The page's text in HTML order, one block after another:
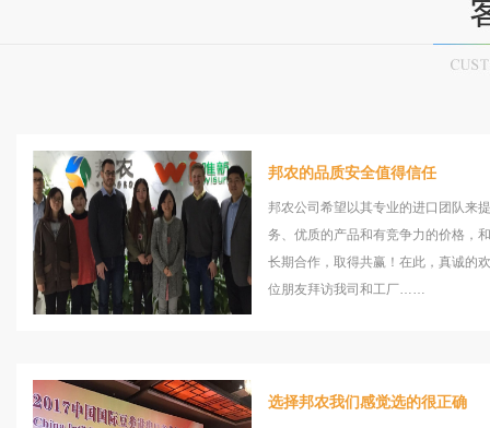
邦农的品质安全值得信任
邦农公司希望以其专业的进口团队来
务、优质的产品和有竞争力的价格，
长期合作，取得共赢！在此，真诚的
位朋友拜访我司和工厂……
选择邦农我们感觉选的很正确